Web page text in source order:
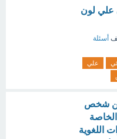
علي لون
أسئلة
علي
من شخص
الخاصة
اللغوية